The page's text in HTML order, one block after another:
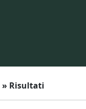
» Risultati